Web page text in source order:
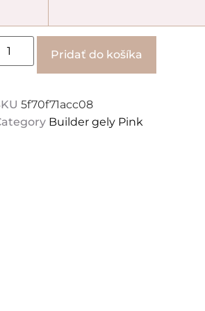
Pridať do košíka
5f70f71acc08
Builder gely Pink